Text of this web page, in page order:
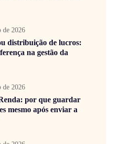
de 2026
distribuição de lucros:
na gestão da
de 2026
por que guardar
mesmo após enviar a